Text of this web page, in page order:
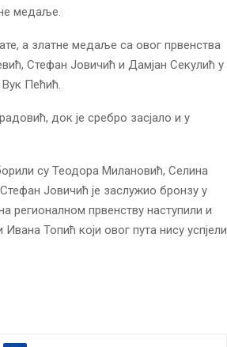
медаље.
а златне медаље са овог првенства
Стефан Јовичић и Дамјан Секулић у
Пећић.
док је сребро засјало и у
су Теодора Милановић, Селина
Јовичић је заслужио бронзу у
регионалном првенству наступили и
Топић који овог пута нису успјели